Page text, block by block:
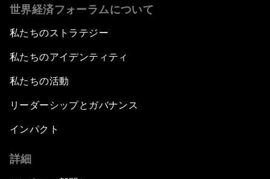
世界経済フォーラムについて
私たちのストラテジー
私たちのアイデンティティ
私たちの活動
リーダーシップとガバナンス
インパクト
詳細